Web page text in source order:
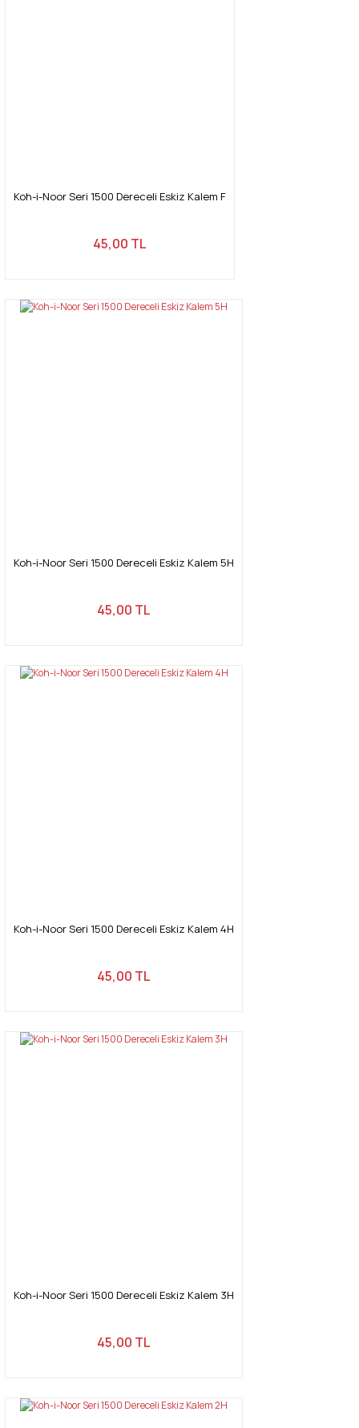
Koh-i-Noor Seri 1500 Dereceli Eskiz Kalem F
45,00 TL
Koh-i-Noor Seri 1500 Dereceli Eskiz Kalem 5H
45,00 TL
Koh-i-Noor Seri 1500 Dereceli Eskiz Kalem 4H
45,00 TL
Koh-i-Noor Seri 1500 Dereceli Eskiz Kalem 3H
45,00 TL